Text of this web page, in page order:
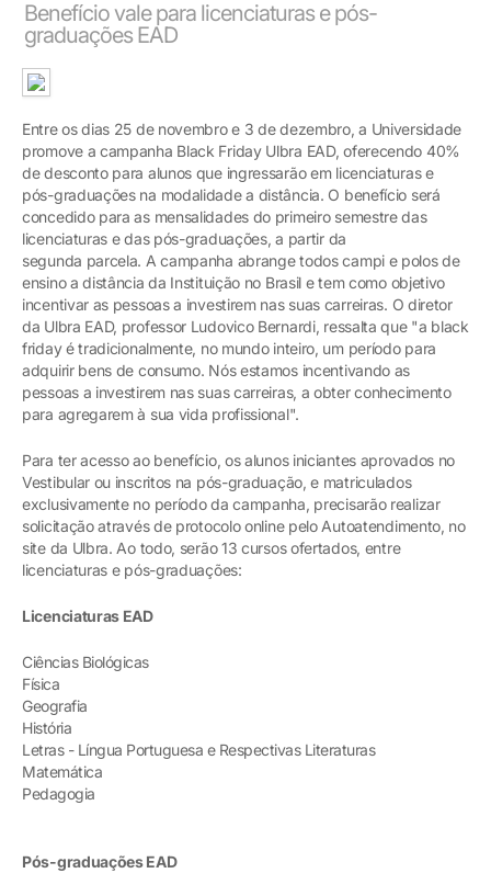
Benefício vale para licenciaturas e pós-
graduações EAD
Entre os dias 25 de novembro e 3 de dezembro, a Universidade
promove a campanha Black Friday Ulbra EAD, oferecendo 40%
de desconto para alunos que ingressarão em licenciaturas e
pós-graduações na modalidade a distância. O benefício será
concedido para as mensalidades do primeiro semestre das
licenciaturas e das pós-graduações, a partir da
segunda parcela. A campanha abrange todos campi e polos de
ensino a distância da Instituição no Brasil e tem como objetivo
incentivar as pessoas a investirem nas suas carreiras. O diretor
da Ulbra EAD, professor Ludovico Bernardi, ressalta que "a black
friday é tradicionalmente, no mundo inteiro, um período para
adquirir bens de consumo. Nós estamos incentivando as
pessoas a investirem nas suas carreiras, a obter conhecimento
para agregarem à sua vida profissional".
Para ter acesso ao benefício, os alunos iniciantes aprovados no
Vestibular ou inscritos na pós-graduação, e matriculados
exclusivamente no período da campanha, precisarão realizar
solicitação através de protocolo online pelo Autoatendimento, no
site da Ulbra. Ao todo, serão 13 cursos ofertados, entre
licenciaturas e pós-graduações:
Licenciaturas EAD
Ciências Biológicas
Física
Geografia
História
Letras - Língua Portuguesa e Respectivas Literaturas
Matemática
Pedagogia
Pós-graduações EAD